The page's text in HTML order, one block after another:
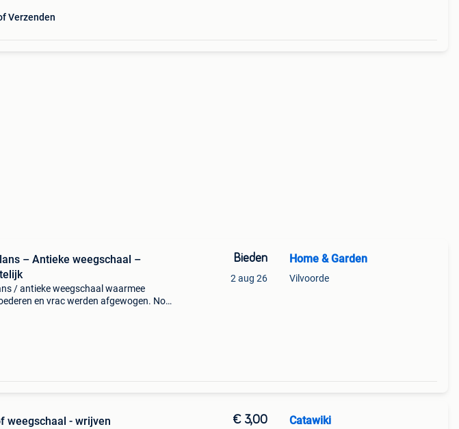
Verzenden
– Antieke weegschaal –
/ antieke weegschaal waarmee
en vrac werden afgewogen. Nog
Bieden
2 aug 26
Home & Garden
Vilvoorde
weegschaal - wrijven € 3,00 Catawiki